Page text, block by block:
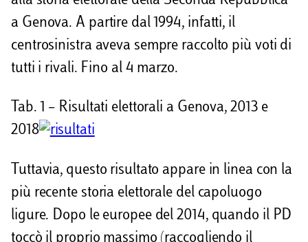
a Genova. A partire dal 1994, infatti, il
centrosinistra aveva sempre raccolto più voti di
tutti i rivali. Fino al 4 marzo.
Tab. 1 – Risultati elettorali a Genova, 2013 e
2018
Tuttavia, questo risultato appare in linea con la
più recente storia elettorale del capoluogo
ligure. Dopo le europee del 2014, quando il PD
toccò il proprio massimo (raccogliendo il